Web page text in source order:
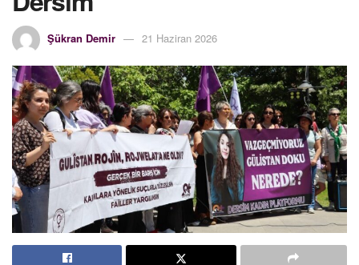
Şükran Demir 21 Haziran 2026